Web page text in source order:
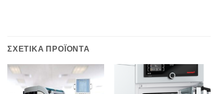
ΣΧΕΤΙΚΆ ΠΡΟΪΌΝΤΑ